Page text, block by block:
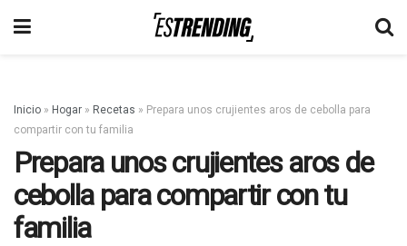
Inicio » Hogar » Recetas » Prepara unos crujientes aros de cebolla para
compartir con tu familia
Prepara unos crujientes aros de
cebolla para compartir con tu
familia